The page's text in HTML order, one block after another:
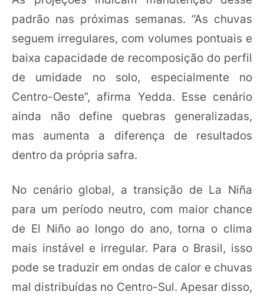
padrão nas próximas semanas. “As chuvas
seguem irregulares, com volumes pontuais e
baixa capacidade de recomposição do perfil
de umidade no solo, especialmente no
Centro-Oeste”, afirma Yedda. Esse cenário
ainda não define quebras generalizadas,
mas aumenta a diferença de resultados
dentro da própria safra.
No cenário global, a transição de La Niña
para um período neutro, com maior chance
de El Niño ao longo do ano, torna o clima
mais instável e irregular. Para o Brasil, isso
pode se traduzir em ondas de calor e chuvas
mal distribuídas no Centro-Sul. Apesar disso,